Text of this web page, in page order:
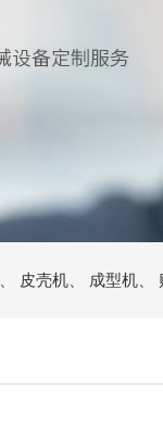
皮壳机 成型机